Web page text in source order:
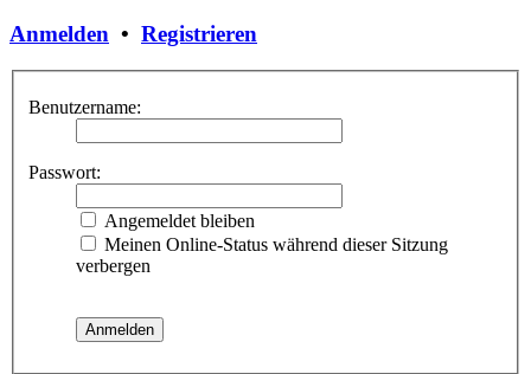
Anmelden • Registrieren
Benutzername:
Passwort:
Angemeldet bleiben
Meinen Online-Status während dieser Sitzung
verbergen